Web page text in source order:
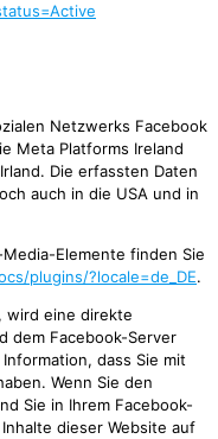
Netzwerks Facebook
Meta Platforms Ireland
Die erfassten Daten
auch in die USA und in
Elemente finden Sie
plugins/?locale=de_DE.
wird eine direkte
dem Facebook-Server
dass Sie mit
Wenn Sie den
Sie in Ihrem Facebook-
dieser Website auf